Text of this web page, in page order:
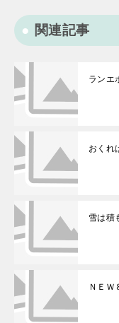
関連記事
ランエ
おくれ
雪は積
ＮＥＷ